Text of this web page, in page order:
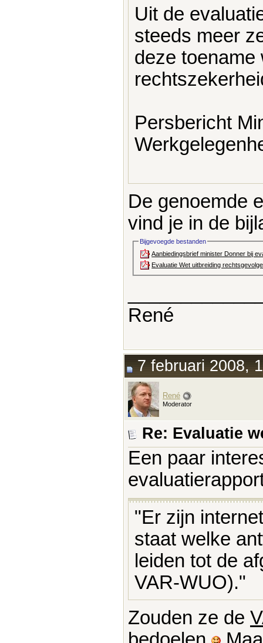
Uit de
steeds meer
deze toename
Persbericht
De genoemde
vind je in de
Bijgevoegde bestanden
Aanbiedingsbrief minister Donner bij
Evaluatie Wet uitbreiding
René
7 februari 2008,
René
Moderator
Re: Evaluatie
Een paar
"Er zijn
staat welke
leiden tot de
VAR-WUO)."
Zouden ze de